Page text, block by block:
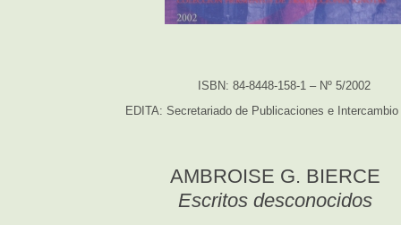
ISBN: 84-8448-158-1 – Nº 5/2002
EDITA: Secretariado de Publicaciones e
AMBROISE G. BIERCE
Escritos desconocidos